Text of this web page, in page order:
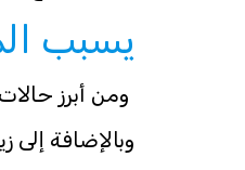
يسبب
ومن أبرز
وبالإضافة